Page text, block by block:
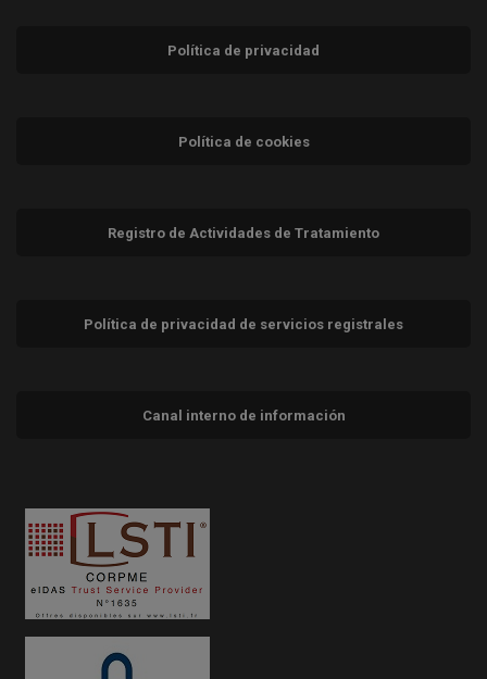
Política de privacidad
Política de cookies
Registro de Actividades de Tratamiento
Política de privacidad de servicios registrales
Canal interno de información